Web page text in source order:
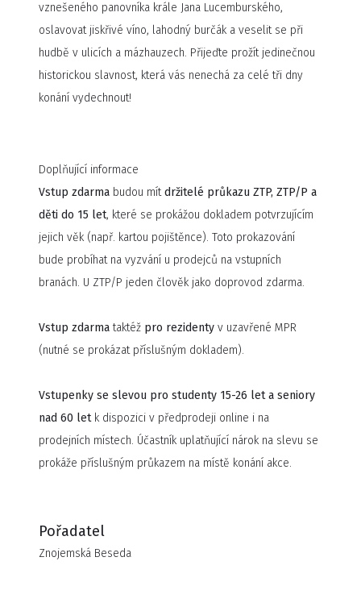
vznešeného panovníka krále Jana Lucemburského,
oslavovat jiskřivé víno, lahodný burčák a veselit se při
hudbě v ulicích a mázhauzech. Přijeďte prožít jedinečnou
historickou slavnost, která vás nenechá za celé tři dny
konání vydechnout!
Doplňující informace
Vstup zdarma budou mítdržitelé průkazu ZTP, ZTP/P a
děti do 15 let, které se prokážou dokladem potvrzujícím
jejich věk (např. kartou pojištěnce). Toto prokazování
bude probíhat na vyzvání u prodejců na vstupních
branách. U ZTP/P jeden člověk jako doprovod zdarma.
Vstup zdarmataktéž pro rezidenty v uzavřené MPR
(nutné se prokázat příslušným dokladem).
Vstupenky se slevou pro studenty 15-26 let a seniory
nad 60 let k dispozici v předprodeji online i na
prodejních místech. Účastník uplatňující nárok na slevu se
prokáže příslušným průkazem na místě konání akce.
Pořadatel
Znojemská Beseda